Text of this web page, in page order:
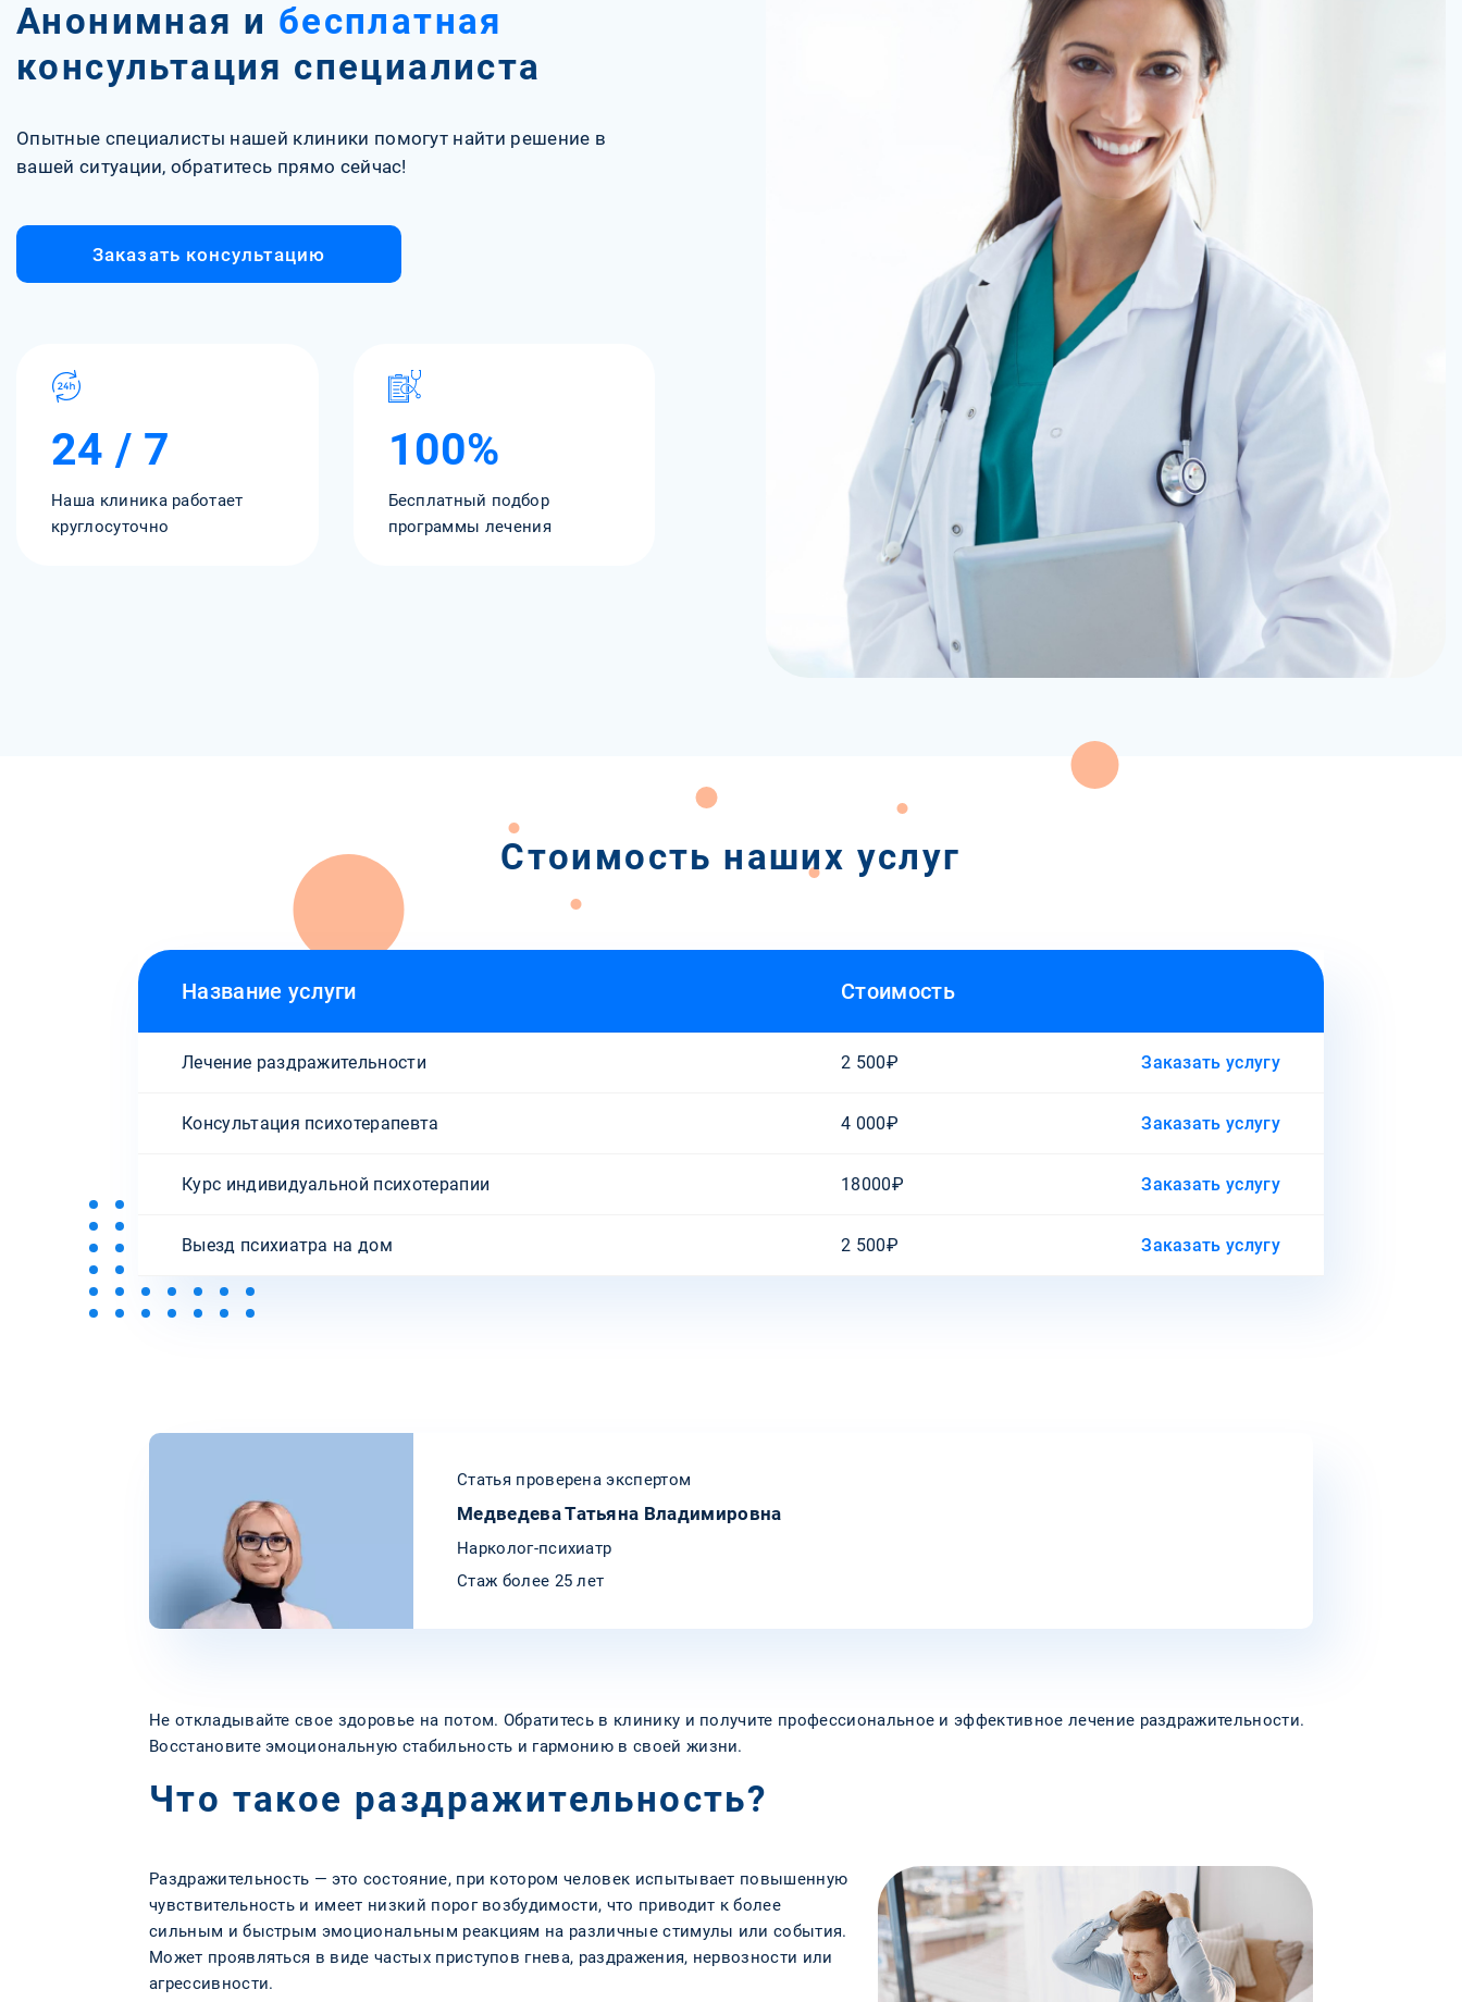
Анонимная и бесплатная
консультация специалиста
Опытные специалисты нашей клиники помогут найти решение в
вашей ситуации, обратитесь прямо сейчас!
Заказать консультацию
24 / 7
Наша клиника работает
круглосуточно
100%
Бесплатный подбор
программы лечения
Стоимость наших услуг
Название услуги Стоимость
Лечение раздражительности 2 500₽ Заказать услугу
Консультация психотерапевта 4 000₽ Заказать услугу
Курс индивидуальной психотерапии 18000₽ Заказать услугу
Выезд психиатра на дом 2 500₽ Заказать услугу
Статья проверена экспертом
Медведева Татьяна Владимировна
Нарколог-психиатр
Стаж более 25 лет
Не откладывайте свое здоровье на потом. Обратитесь в клинику и получите профессиональное и эффективное лечение раздражительности.
Восстановите эмоциональную стабильность и гармонию в своей жизни.
Что такое раздражительность?
Раздражительность — это состояние, при котором человек испытывает повышенную
чувствительность и имеет низкий порог возбудимости, что приводит к более
сильным и быстрым эмоциональным реакциям на различные стимулы или события.
Может проявляться в виде частых приступов гнева, раздражения, нервозности или
агрессивности.